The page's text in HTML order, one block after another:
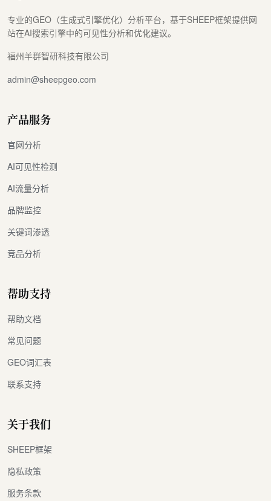
专业的GEO（生成式引擎优化）分析平台，基于SHEEP框架提供网
站在AI搜索引擎中的可见性分析和优化建议。
福州羊群智研科技有限公司
admin@sheepgeo.com
产品服务
官网分析
AI可见性检测
AI流量分析
品牌监控
关键词渗透
竞品分析
帮助支持
帮助文档
常见问题
GEO词汇表
联系支持
关于我们
SHEEP框架
隐私政策
服务条款